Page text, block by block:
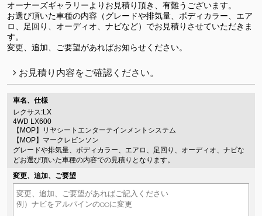
オーナーズギャラリーよりお見積り頂き、有難うございます。
お選び頂いた車種の内容（グレードや排気量、ボディカラー、エア
ロ、足回り、オーディオ、ナビなど）でお見積りさせていただきま
す。
変更、追加、ご要望があればお知らせください。
お見積り内容をご確認ください。
車名、仕様
レクサス:LX
4WD LX600
【MOP】リヤシートエンターテインメントシステム
【MOP】マークレビンソン
グレードや排気量、ボディカラー、エアロ、足回り、オーディオ、ナビな
どお選び頂いた車種の内容での見積りとなります。
変更、追加、ご要望